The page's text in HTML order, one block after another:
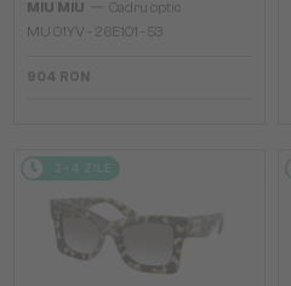
MIU MIU
Cadru optic
MU 01YV - 26E1O1 - 53
904 RON
2-4 ZILE